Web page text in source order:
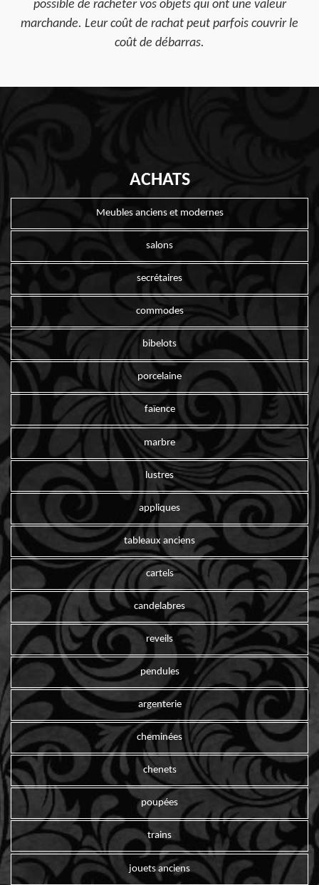
possible de racheter vos objets qui ont une valeur
marchande. Leur coût de rachat peut parfois couvrir le
coût de débarras.
ACHATS
Meubles anciens et modernes
salons
secrétaires
commodes
bibelots
porcelaine
faïence
marbre
lustres
appliques
tableaux anciens
cartels
candelabres
reveils
pendules
argenterie
cheminées
chenets
poupées
trains
jouets anciens